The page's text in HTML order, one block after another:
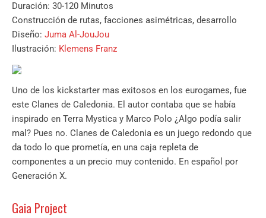
Duración: 30-120 Minutos
Construcción de rutas, facciones asimétricas, desarrollo
Diseño: Juma Al-JouJou
Ilustración: Klemens Franz
Uno de los kickstarter mas exitosos en los eurogames, fue
este Clanes de Caledonia. El autor contaba que se había
inspirado en Terra Mystica y Marco Polo ¿Algo podía salir
mal? Pues no. Clanes de Caledonia es un juego redondo que
da todo lo que prometía, en una caja repleta de
componentes a un precio muy contenido. En español por
Generación X.
Gaia Project